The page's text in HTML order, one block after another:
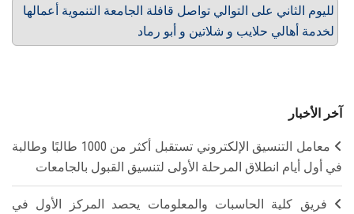
لليوم الثاني على التوالي تواصل قافلة الجامعة التنموية أعمالها
لخدمة أهالي حلايب و شلاتين و أبو رماد
آخر الأخبار
معامل التنسيق الإلكتروني تستقبل أكثر من 1000 طالبًا وطالبة
في أول أيام انطلاق المرحلة الأولى لتنسيق القبول بالجامعات
فريق كلية الحاسبات والمعلومات يحصد المركز الأول في